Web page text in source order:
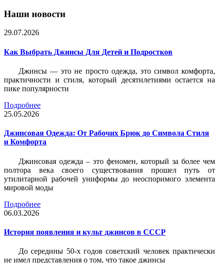
Наши новости
29.07.2026
Как Выбрать Джинсы Для Детей и Подростков
Джинсы — это не просто одежда, это символ комфорта,
практичности и стиля, который десятилетиями остается на
пике популярности
Подробнее
25.05.2026
Джинсовая Одежда: От Рабочих Брюк до Символа Стиля
и Комфорта
Джинсовая одежда – это феномен, который за более чем
полтора века своего существования прошел путь от
утилитарной рабочей униформы до неоспоримого элемента
мировой моды
Подробнее
06.03.2026
История появления и культ джинсов в СССР
До середины 50-х годов советский человек практически
не имел представления о том, что такое джинсы